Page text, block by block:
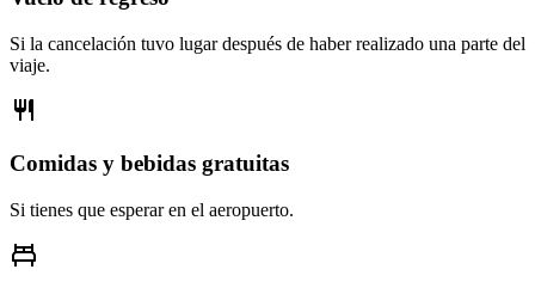
Si la cancelación tuvo lugar después de haber realizado una parte del
viaje.
Comidas y bebidas gratuitas
Si tienes que esperar en el aeropuerto.